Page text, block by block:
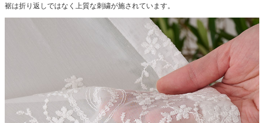
裾は折り返しではなく上質な刺繍が施されています。